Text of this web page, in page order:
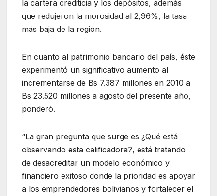
la cartera crediticia y los depósitos, además
que redujeron la morosidad al 2,96%, la tasa
más baja de la región.
En cuanto al patrimonio bancario del país, éste
experimentó un significativo aumento al
incrementarse de Bs 7.387 millones en 2010 a
Bs 23.520 millones a agosto del presente año,
ponderó.
“La gran pregunta que surge es ¿Qué está
observando esta calificadora?, está tratando
de desacreditar un modelo económico y
financiero exitoso donde la prioridad es apoyar
a los emprendedores bolivianos y fortalecer el